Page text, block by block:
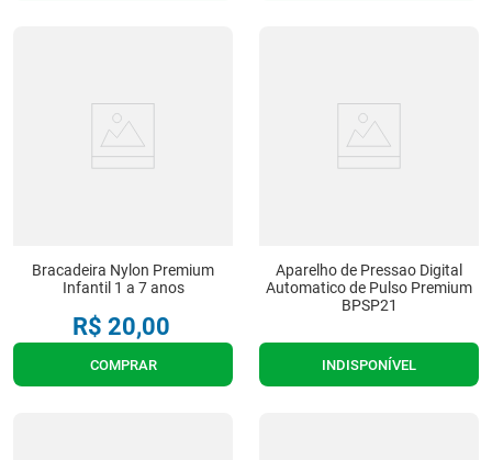
Bracadeira Nylon Premium
Infantil 1 a 7 anos
R$ 20,00
COMPRAR
Aparelho de Pressao Digital
Automatico de Pulso Premium
BPSP21
INDISPONÍVEL